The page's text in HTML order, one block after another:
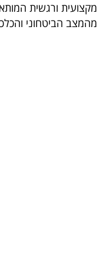
מינויים
רייטינג
מקצועית ורגשית
מהמצב הביטחוני